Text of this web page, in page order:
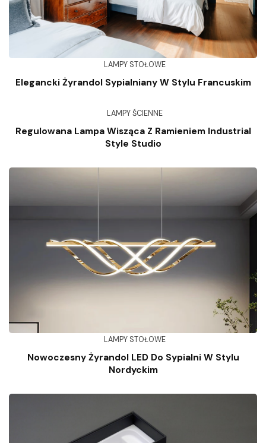
LAMPY STOŁOWE
Elegancki Żyrandol Sypialniany W Stylu Francuskim
LAMPY ŚCIENNE
Regulowana Lampa Wisząca Z Ramieniem Industrial
Style Studio
LAMPY STOŁOWE
Nowoczesny Żyrandol LED Do Sypialni W Stylu
Nordyckim